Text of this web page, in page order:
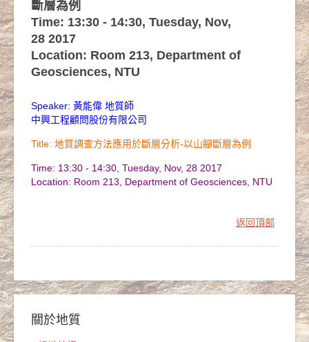
斷層為例
Time: 13:30 - 14:30, Tuesday, Nov,
28 2017
Location: Room 213, Department of
Geosciences, NTU
Speaker: 黃能偉 地質師
中興工程顧問股份有限公司
Title: 地質調查方法應用於斷層分析-以山腳斷層為例
Time: 13:30 - 14:30, Tuesday, Nov, 28 2017
Location: Room 213, Department of Geosciences, NTU
返回頂部
關於地質